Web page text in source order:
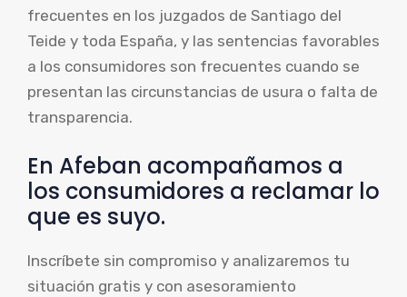
frecuentes en los juzgados de Santiago del
Teide y toda España, y las sentencias favorables
a los consumidores son frecuentes cuando se
presentan las circunstancias de usura o falta de
transparencia.
En Afeban acompañamos a
los consumidores a reclamar lo
que es suyo.
Inscríbete sin compromiso y analizaremos tu
situación gratis y con asesoramiento